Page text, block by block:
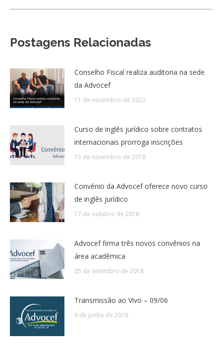
Postagens Relacionadas
Conselho Fiscal realiza auditoria na sede
da Advocef
11 de novembro de 2022
Curso de inglês jurídico sobre contratos
internacionais prorroga inscrições
13 de novembro de 2018
Convênio da Advocef oferece novo curso
de inglês jurídico
17 de outubro de 2018
Advocef firma três novos convênios na
área acadêmica
25 de setembro de 2018
Transmissão ao Vivo – 09/06
9 de junho de 2018